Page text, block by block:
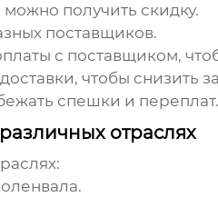
получить скидку.
поставщиков.
с поставщиком,
чтобы снизить
спешки и переплат.
отраслях